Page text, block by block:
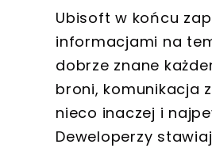
Ubisoft w końcu
informacjami na
dobrze znane
broni, komunikacja
nieco inaczej i
Deweloperzy